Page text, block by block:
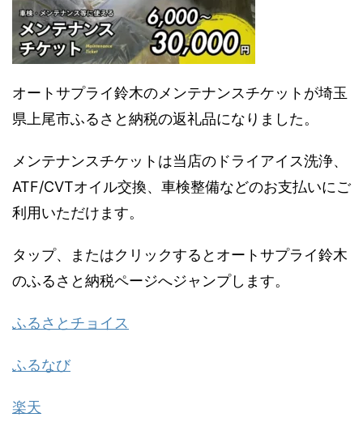
オートサプライ鈴木のメンテナンスチケットが埼玉
県上尾市ふるさと納税の返礼品になりました。
メンテナンスチケットは当店のドライアイス洗浄、
ATF/CVTオイル交換、車検整備などのお支払いにご
利用いただけます。
タップ、またはクリックするとオートサプライ鈴木
のふるさと納税ページへジャンプします。
ふるさとチョイス
ふるなび
楽天